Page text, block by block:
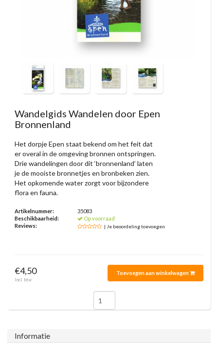
Wandelgids Wandelen door Epen
Bronnenland
Het dorpje Epen staat bekend om het feit dat
er overal in de omgeving bronnen ontspringen.
Drie wandelingen door dit ‘bronnenland’ laten
je de mooiste bronnetjes en bronbeken zien.
Het opkomende water zorgt voor bijzondere
flora en fauna.
Artikelnummer:
35083
Beschikbaarheid:
Op voorraad
Reviews:
| Je beoordeling toevoegen
€4,50
Incl. btw
Toevoegen aan winkelwagen
Informatie